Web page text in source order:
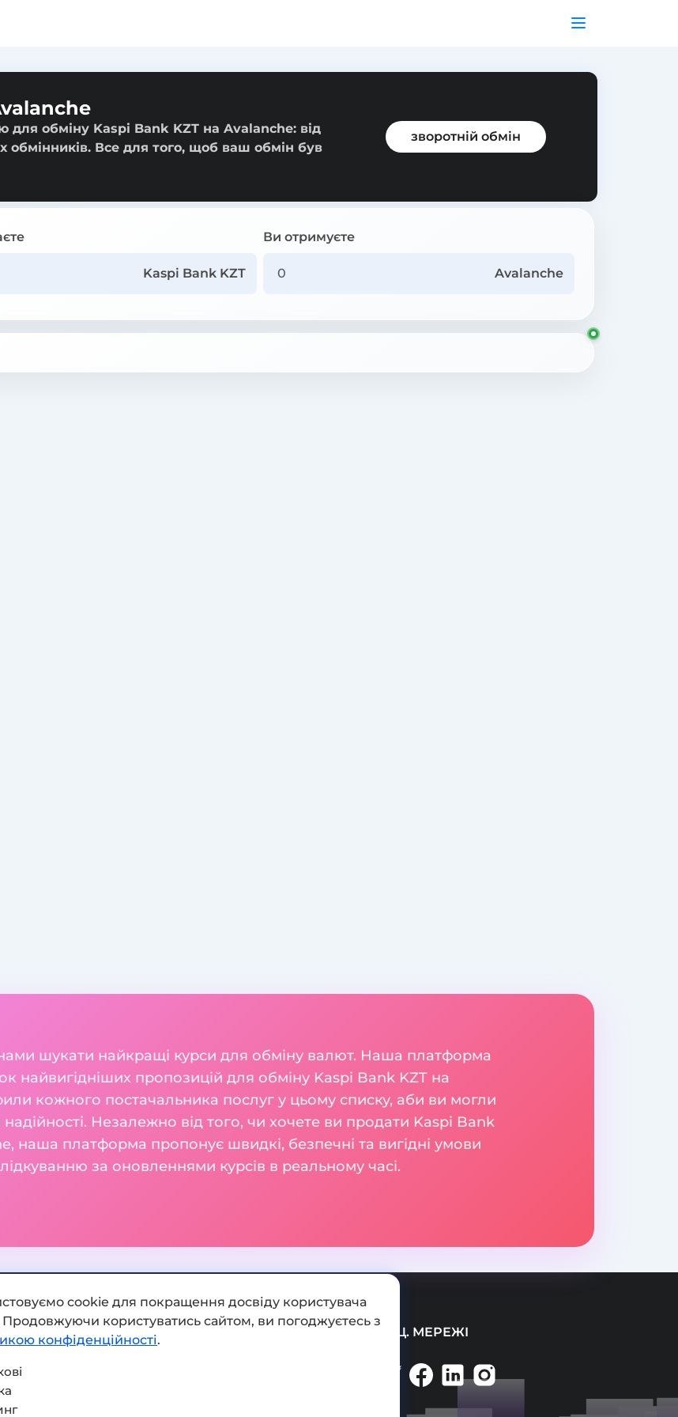
для обміну Kaspi Bank KZT на Avalanche: від
обмінників. Все для того, щоб ваш обмін був
зворотній обмін
Kaspi Bank KZT
Ви отримуєте
Avalanche
шукати найкращі курси для обміну валют. Наша платформа
найвигідніших пропозицій для обміну Kaspi Bank KZT на
кожного постачальника послуг у цьому списку, аби ви могли
надійності. Незалежно від того, чи хочете ви продати Kaspi Bank
наша платформа пропонує швидкі, безпечні та вигідні умови
за оновленнями курсів в реальному часі.
Додати обмінник СОЦ. МЕРЕЖІ
cookie для покращення досвіду користувача
Продовжуючи користуватись сайтом, ви погоджуєтесь з
конфіденційності.